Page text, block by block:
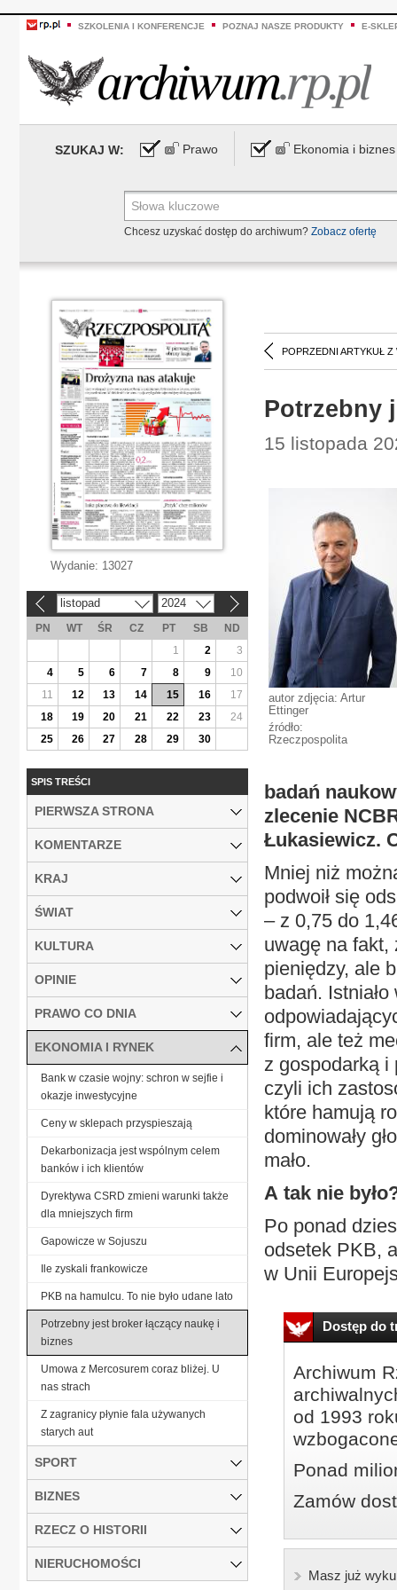
SZKOLENIA I KONFERENCJE POZNAJ NASZE PRODUKTY E-
SZUKAJ W: Prawo Ekonomia i biznes
Chcesz uzyskać dostęp do archiwum? Zobacz ofertę
POPRZEDNI ARTYKUŁ Z
Potrzebny
15 listopada
autor zdjęcia: Artur
Ettinger
źródło:
Rzeczpospolita
badań
zlecenie
Łukasiewicz.
Mniej niż
podwoił się
– z 0,75 do
uwagę na fakt,
pieniędzy, ale
badań.
firm, ale też
z gospodarką i
czyli ich
które hamują
dominowały
mało.
A tak nie
Po ponad
odsetek PKB,
w Unii
Dostęp do
Archiwum
od 1993
Ponad
Zamów
Masz już
Wydanie: 13027
listopad 2024
PN WT ŚR CZ PT SB
ND
1
2
3
4
5 6 7 8 9
10
11
12 13 14 15 16
17
18
19 20 21 22 23
24
25
26 27 28 29 30
SPIS TREŚCI
PIERWSZA STRONA
KOMENTARZE
KRAJ
ŚWIAT
KULTURA
OPINIE
PRAWO CO DNIA
EKONOMIA I RYNEK
Bank w czasie wojny: schron w sejfie i
okazje inwestycyjne
Ceny w sklepach przyspieszają
Dekarbonizacja jest wspólnym celem
banków i ich klientów
Dyrektywa CSRD zmieni warunki także
dla mniejszych firm
Gapowicze w Sojuszu
Ile zyskali frankowicze
PKB na hamulcu. To nie było udane lato
Potrzebny jest broker łączący naukę i
biznes
Umowa z Mercosurem coraz bliżej. U
nas strach
Z zagranicy płynie fala używanych
starych aut
SPORT
BIZNES
RZECZ O HISTORII
NIERUCHOMOŚCI